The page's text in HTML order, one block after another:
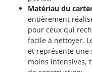
Matériau du
entièrement
pour ceux qui
facile à nettoyer.
et représente une
moins intensives,